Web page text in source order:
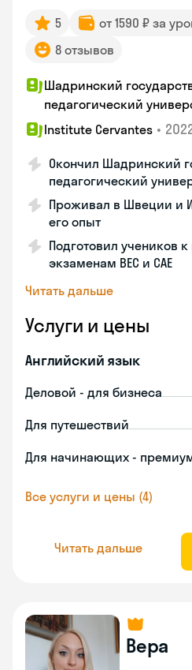
5 от 1590 ₽ за
8 отзывов
Шадринский
педагогический
Institute Cervantes •
Окончил Шадринский
педагогический
Проживал в Швеции и
его опыт
Подготовил учеников
экзаменам BEC и CAE
Читать дальше
Услуги и цены
Английский язык
Деловой - для бизнеса
Для путешествий
Для начинающих -
Все услуги и цены (4)
Читать дальше
Вера